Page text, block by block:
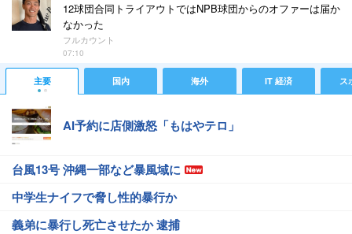
12球団合同トライアウトではNPB球団からのオファーは届か
なかった
フルカウント
07:10
主要 国内 海外 IT 経済 ス
AI予約に店側激怒「もはやテロ」
台風13号 沖縄一部など暴風域に
中学生ナイフで脅し性的暴行か
義弟に暴行し死亡させたか 逮捕